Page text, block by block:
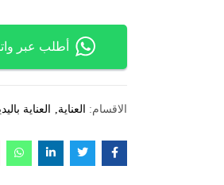
أطلب عبر
الاقسام: العناية العناية